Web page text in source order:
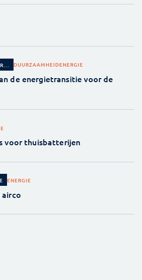
DUURZAAMHEIDENERGIE
de energietransitie voor de
voor thuisbatterijen
ENERGIE